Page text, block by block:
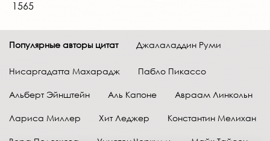
1565
Популярные авторы цитат Джалаладдин Руми
Нисаргадатта Махарадж Пабло Пикассо
Альберт Эйнштейн Аль Капоне Авраам Линкольн
Лариса Миллер Хит Леджер Константин Мелихан